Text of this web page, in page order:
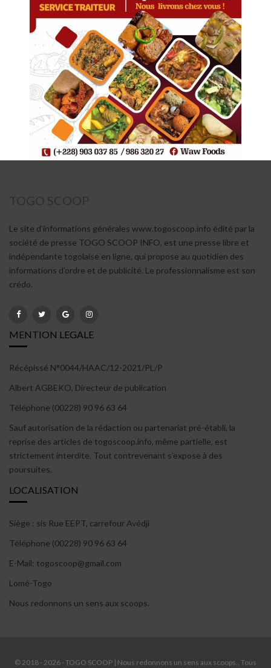
Le site d’informations générales www.togoscoop.info édité par la
société de presse TOGO SCOOP INFO, est une presse libre et
indépendante togolaise en ligne, qui propose au quotidien des
informations d’ordre et de publicité. Le professionnalisme est son
crédo.
MENTION LEGALE
Récépissé N°0044/HAAC/12-2021/PL/P
Albert AGBEKO, Directeur de publication
Téléphone (00228) 90 96 63 64
Sauf autorisation de la rédaction ou partenariat pré-établi, la
reprise des articles de togoscoop.info, même partielle, est
strictement interdite. Tout contrevenant s’expose à des
poursuites.
LOCALISATION
Siège : sis Rue EEPT, carrefour Avédji
Téléphone (00228) 90 96 63 64
E-Mail: togoscoop@gmail.com
Lomé-Togo
Nous redonnons un sens aux scoops.
© 2018 - 2026 - TOGO SCOOP | Nous redonnons un sens aux scoops.. Tous